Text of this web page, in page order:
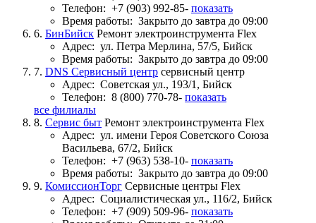
Телефон: +7 (903) 992-85- показать
Время работы: Закрыто до завтра до 09:00
6. БинБийск Ремонт электроинструмента Flex
Адрес: ул. Петра Мерлина, 57/5, Бийск
Время работы: Закрыто до завтра до 09:00
7. DNS Сервисный центр сервисный центр
Адрес: Советская ул., 193/1, Бийск
Телефон: 8 (800) 770-78- показать
все филиалы
8. Сервис быт Ремонт электроинструмента Flex
Адрес: ул. имени Героя Советского Союза
Васильева, 67/2, Бийск
Телефон: +7 (963) 538-10- показать
Время работы: Закрыто до завтра до 09:00
9. КомиссионТорг Сервисные центры Flex
Адрес: Социалистическая ул., 116/2, Бийск
Телефон: +7 (909) 509-96- показать